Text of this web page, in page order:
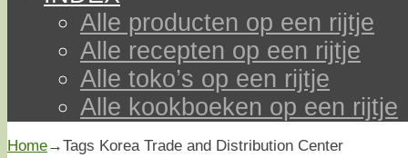
Alle producten op een rijtje
Alle recepten op een rijtje
Alle toko’s op een rijtje
Alle kookboeken op een rijtje
Home→Tags Korea Trade and Distribution Center